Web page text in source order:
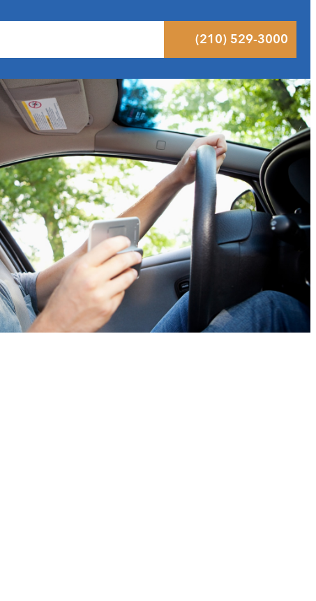
(210) 529-3000